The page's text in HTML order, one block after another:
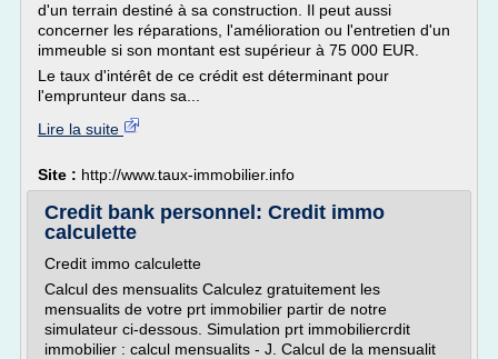
d'un terrain destiné à sa construction. Il peut aussi
concerner les réparations, l'amélioration ou l'entretien d'un
immeuble si son montant est supérieur à 75 000 EUR.
Le taux d'intérêt de ce crédit est déterminant pour
l'emprunteur dans sa...
Lire la suite
Site : http://www.taux-immobilier.info
Credit bank personnel: Credit immo
calculette
Credit immo calculette
Calcul des mensualits Calculez gratuitement les
mensualits de votre prt immobilier partir de notre
simulateur ci-dessous. Simulation prt immobiliercrdit
immobilier : calcul mensualits - J. Calcul de la mensualit